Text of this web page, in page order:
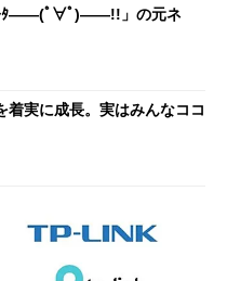
ｷﾀ――(ﾟ∀ﾟ)――!!」の元ネ
着実に成長。実はみんなココ